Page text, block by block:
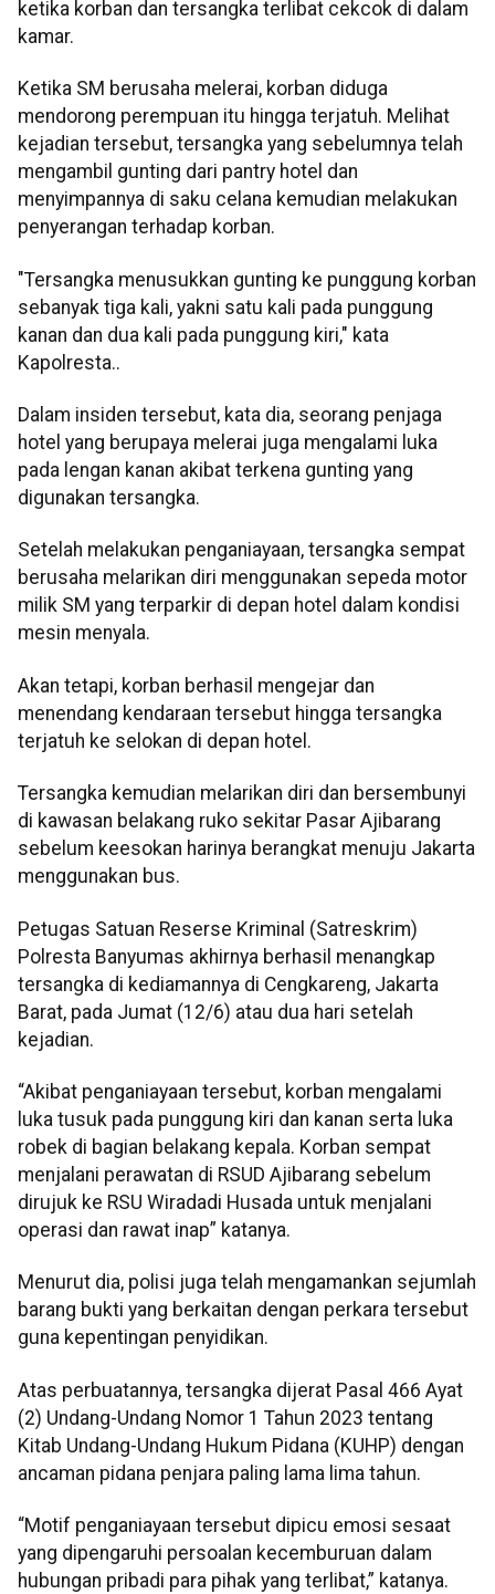
ketika korban dan tersangka terlibat cekcok di dalam
kamar.
Ketika SM berusaha melerai, korban diduga
mendorong perempuan itu hingga terjatuh. Melihat
kejadian tersebut, tersangka yang sebelumnya telah
mengambil gunting dari pantry hotel dan
menyimpannya di saku celana kemudian melakukan
penyerangan terhadap korban.
"Tersangka menusukkan gunting ke punggung korban
sebanyak tiga kali, yakni satu kali pada punggung
kanan dan dua kali pada punggung kiri," kata
Kapolresta..
Dalam insiden tersebut, kata dia, seorang penjaga
hotel yang berupaya melerai juga mengalami luka
pada lengan kanan akibat terkena gunting yang
digunakan tersangka.
Setelah melakukan penganiayaan, tersangka sempat
berusaha melarikan diri menggunakan sepeda motor
milik SM yang terparkir di depan hotel dalam kondisi
mesin menyala.
Akan tetapi, korban berhasil mengejar dan
menendang kendaraan tersebut hingga tersangka
terjatuh ke selokan di depan hotel.
Tersangka kemudian melarikan diri dan bersembunyi
di kawasan belakang ruko sekitar Pasar Ajibarang
sebelum keesokan harinya berangkat menuju Jakarta
menggunakan bus.
Petugas Satuan Reserse Kriminal (Satreskrim)
Polresta Banyumas akhirnya berhasil menangkap
tersangka di kediamannya di Cengkareng, Jakarta
Barat, pada Jumat (12/6) atau dua hari setelah
kejadian.
“Akibat penganiayaan tersebut, korban mengalami
luka tusuk pada punggung kiri dan kanan serta luka
robek di bagian belakang kepala. Korban sempat
menjalani perawatan di RSUD Ajibarang sebelum
dirujuk ke RSU Wiradadi Husada untuk menjalani
operasi dan rawat inap” katanya.
Menurut dia, polisi juga telah mengamankan sejumlah
barang bukti yang berkaitan dengan perkara tersebut
guna kepentingan penyidikan.
Atas perbuatannya, tersangka dijerat Pasal 466 Ayat
(2) Undang-Undang Nomor 1 Tahun 2023 tentang
Kitab Undang-Undang Hukum Pidana (KUHP) dengan
ancaman pidana penjara paling lama lima tahun.
“Motif penganiayaan tersebut dipicu emosi sesaat
yang dipengaruhi persoalan kecemburuan dalam
hubungan pribadi para pihak yang terlibat,” katanya.